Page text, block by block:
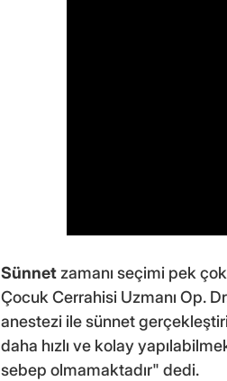
Sünnet zamanı seçimi pek
Çocuk Cerrahisi Uzmanı Op.
anestezi ile sünnet
daha hızlı ve kolay
sebep olmamaktadır" dedi.